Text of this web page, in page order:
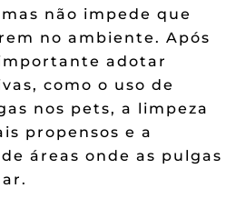
não impede que
no ambiente. Após
adotar
como o uso de
nos pets, a limpeza
propensos e a
áreas onde as pulgas